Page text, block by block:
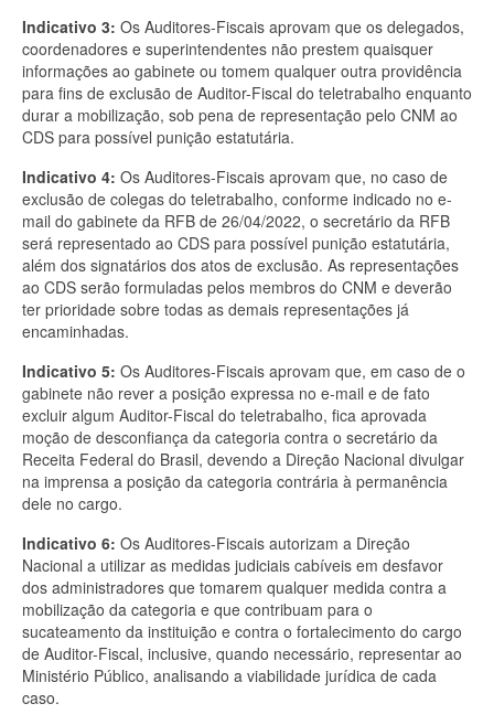
Indicativo 3: Os Auditores-Fiscais aprovam que os delegados,
coordenadores e superintendentes não prestem quaisquer
informações ao gabinete ou tomem qualquer outra providência
para fins de exclusão de Auditor-Fiscal do teletrabalho enquanto
durar a mobilização, sob pena de representação pelo CNM ao
CDS para possível punição estatutária.
Indicativo 4: Os Auditores-Fiscais aprovam que, no caso de
exclusão de colegas do teletrabalho, conforme indicado no e-
mail do gabinete da RFB de 26/04/2022, o secretário da RFB
será representado ao CDS para possível punição estatutária,
além dos signatários dos atos de exclusão. As representações
ao CDS serão formuladas pelos membros do CNM e deverão
ter prioridade sobre todas as demais representações já
encaminhadas.
Indicativo 5: Os Auditores-Fiscais aprovam que, em caso de o
gabinete não rever a posição expressa no e-mail e de fato
excluir algum Auditor-Fiscal do teletrabalho, fica aprovada
moção de desconfiança da categoria contra o secretário da
Receita Federal do Brasil, devendo a Direção Nacional divulgar
na imprensa a posição da categoria contrária à permanência
dele no cargo.
Indicativo 6: Os Auditores-Fiscais autorizam a Direção
Nacional a utilizar as medidas judiciais cabíveis em desfavor
dos administradores que tomarem qualquer medida contra a
mobilização da categoria e que contribuam para o
sucateamento da instituição e contra o fortalecimento do cargo
de Auditor-Fiscal, inclusive, quando necessário, representar ao
Ministério Público, analisando a viabilidade jurídica de cada
caso.